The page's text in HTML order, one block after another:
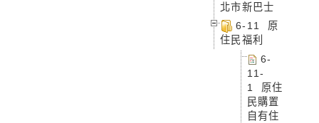
北市新巴士
6-11 原
住民福利
6-
11-
1 原住
民購置
自有住